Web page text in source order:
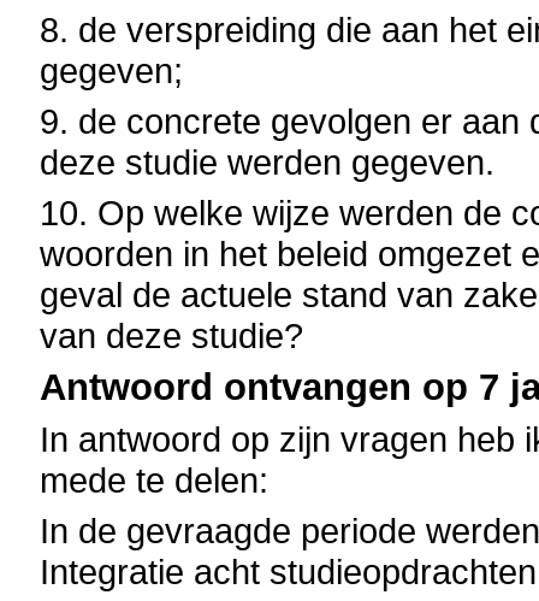
8. de verspreiding die aan het
gegeven;
9. de concrete gevolgen er
deze studie werden gegeven.
10. Op welke wijze werden de
woorden in het beleid omgezet
geval de actuele stand van
van deze studie?
Antwoord ontvangen op 7
In antwoord op zijn vragen heb
mede te delen:
In de gevraagde periode
Integratie acht